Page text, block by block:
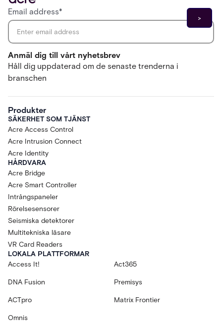
Anmäl dig till vårt nyhetsbrev
Håll dig uppdaterad om de senaste trenderna i
branschen
Email address*
Produkter
SÄKERHET SOM TJÄNST
Acre Access Control
Acre Intrusion Connect
Acre Identity
HÅRDVARA
Acre Bridge
Acre Smart Controller
Intrångspaneler
Rörelsesensorer
Seismiska detektorer
Multitekniska läsare
VR Card Readers
LOKALA PLATTFORMAR
Access It!
Act365
DNA Fusion Premisys
ACTpro Matrix Frontier
Omnis